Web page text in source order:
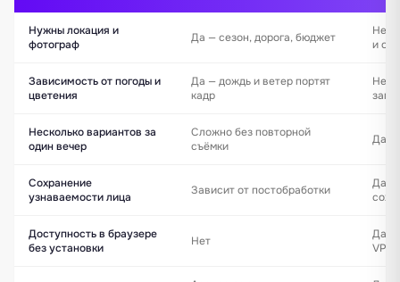
Нужны локация и
фотограф
Да — сезон, дорога, бюджет
Нет
и
Зависимость от погоды и
цветения
Да — дождь и ветер портят
кадр
Нет
Несколько вариантов за
один вечер
Сложно без повторной
съёмки
Да —
Сохранение
узнаваемости лица
Зависит от постобработки
Да —
Доступность в браузере
без установки
Нет
Да —
VPN